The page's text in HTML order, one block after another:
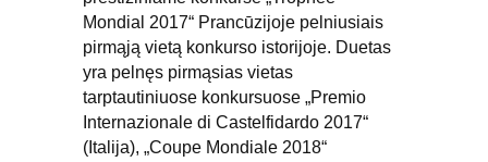
Mondial 2017“ Prancūzijoje pelniusiais
pirmąją vietą konkurso istorijoje. Duetas
yra pelnęs pirmąsias vietas
tarptautiniuose konkursuose „Premio
Internazionale di Castelfidardo 2017“
(Italija), „Coupe Mondiale 2018“